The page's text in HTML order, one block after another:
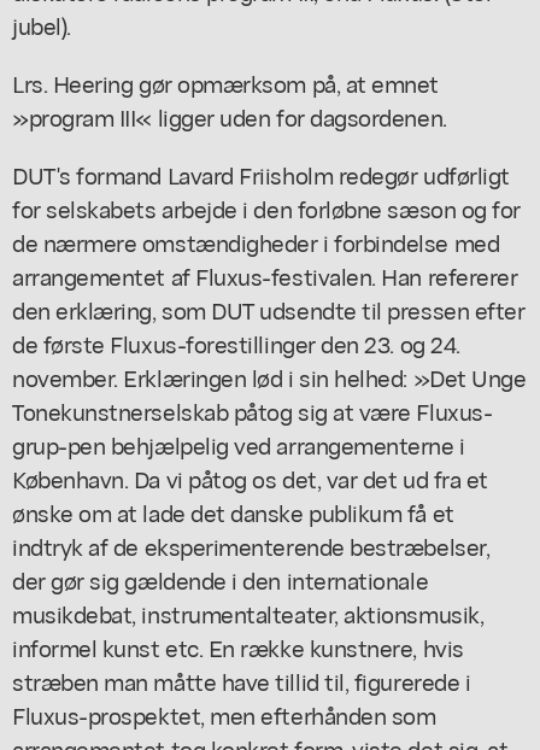
jubel).
Lrs. Heering gør opmærksom på, at emnet
»program III« ligger uden for dagsordenen.
DUT's formand Lavard Friisholm redegør udførligt
for selskabets arbejde i den forløbne sæson og for
de nærmere omstændigheder i forbindelse med
arrangementet af Fluxus-festivalen. Han refererer
den erklæring, som DUT udsendte til pressen efter
de første Fluxus-forestillinger den 23. og 24.
november. Erklæringen lød i sin helhed: »Det Unge
Tonekunstnerselskab påtog sig at være Fluxus-
grup-pen behjælpelig ved arrangementerne i
København. Da vi påtog os det, var det ud fra et
ønske om at lade det danske publikum få et
indtryk af de eksperimenterende bestræbelser,
der gør sig gældende i den internationale
musikdebat, instrumentalteater, aktionsmusik,
informel kunst etc. En række kunstnere, hvis
stræben man måtte have tillid til, figurerede i
Fluxus-prospektet, men efterhånden som